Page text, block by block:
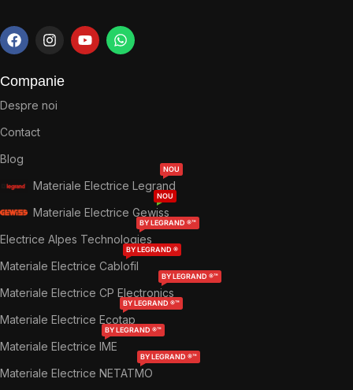
Companie
Despre noi
Contact
Blog
Materiale Electrice Legrand
NOU
Materiale Electrice Gewiss
NOU
Electrice Alpes Technologies
BY LEGRAND ®™
Materiale Electrice Cablofil
BY LEGRAND ®
Materiale Electrice CP Electronics
BY LEGRAND ®™
Materiale Electrice Ecotap
BY LEGRAND ®™
Materiale Electrice IME
BY LEGRAND ®™
Materiale Electrice NETATMO
BY LEGRAND ®™